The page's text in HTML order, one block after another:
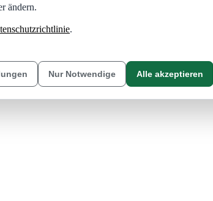
ändern.
.
Nur Notwendige Alle akzeptieren